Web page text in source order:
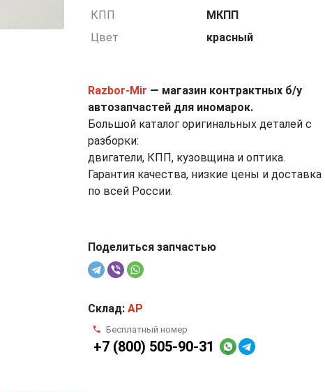
КПП
МКПП
Цвет
красный
Razbor-Mir — магазин контрактных б/у
автозапчастей для иномарок.
Большой каталог оригинальных деталей с
разборки:
двигатели, КПП, кузовщина и оптика.
Гарантия качества, низкие цены и доставка
по всей России.
Поделиться запчастью
Склад: AP
Бесплатный номер
+7 (800) 505-90-31